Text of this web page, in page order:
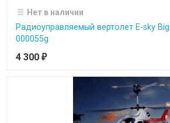
Нет в наличии
Радиоуправляемый вертолет E-sky
000055g
4 300 ₽